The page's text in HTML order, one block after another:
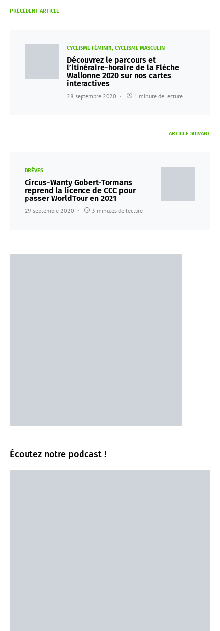
PRÉCÉDENT ARTICLE
CYCLISME FÉMININ CYCLISME MASCULIN
Découvrez le parcours et
l’itinéraire-horaire de la Flèche
Wallonne 2020 sur nos cartes
interactives
28 septembre 2020 1 minute de lecture
ARTICLE SUIVANT
BRÈVES
Circus-Wanty Gobert-Tormans
reprend la licence de CCC pour
passer WorldTour en 2021
29 septembre 2020 3 minutes de lecture
Écoutez notre podcast !